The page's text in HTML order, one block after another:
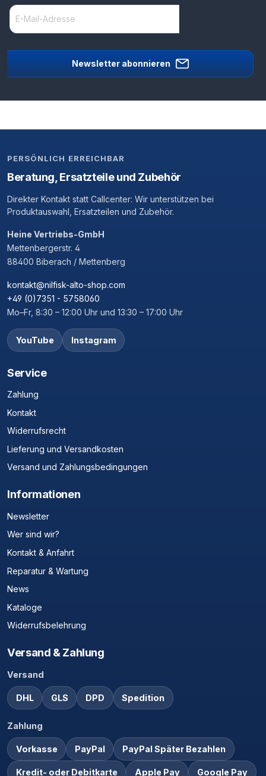
Newsletter abonnieren
PERSÖNLICH ERREICHBAR
Beratung, Ersatzteile und Zubehör
Direkter Kontakt statt Callcenter: Wir unterstützen bei
Produktauswahl, Ersatzteilen und Zubehör.
Heine Vertriebs-GmbH
Mettenbergerstr. 4
88400 Biberach / Mettenberg
kontakt@nilfisk-alto-shop.com
+49 (0)7351 - 5758060
Mo–Fr, 8:30 – 12:00 Uhr und 13:30 – 17:00 Uhr
YouTube Instagram
Service
Zahlung
Kontakt
Widerrufsrecht
Lieferung und Versandkosten
Versand und Zahlungsbedingungen
Informationen
Newsletter
Wer sind wir?
Kontakt & Anfahrt
Reparatur & Wartung
News
Kataloge
Widerrufsbelehrung
Versand & Zahlung
Versand
DHL GLS DPD Spedition
Zahlung
Vorkasse PayPal PayPal Später Bezahlen
Kredit- oder Debitkarte Apple Pay Google Pay